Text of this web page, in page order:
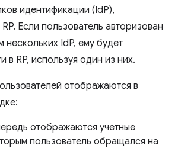
идентификации (IdP),
Если пользователь авторизован
нескольких IdP, ему будет
в RP, используя один из них.
отображаются в
отображаются учетные
пользователь обращался на